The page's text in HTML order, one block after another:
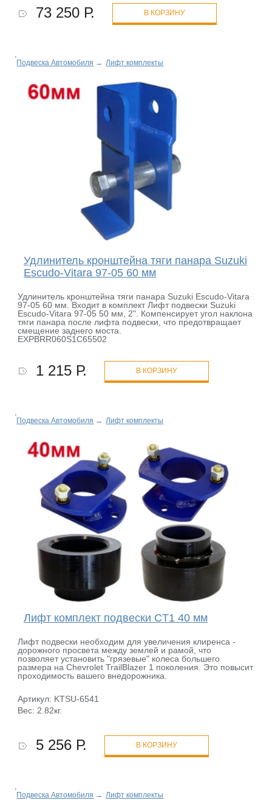
73 250 Р. В КОРЗИНУ
Подвеска Автомобиля → Лифт комплекты
Удлинитель кронштейна тяги панара Suzuki
Escudo-Vitara 97-05 60 мм
Удлинитель кронштейна тяги панара Suzuki Escudo-Vitara
97-05 60 мм. Входит в комплект Лифт подвески Suzuki
Escudo-Vitara 97-05 50 мм, 2". Компенсирует угол наклона
тяги панара после лифта подвески, что предотвращает
смещение заднего моста.
EXPBRR060S1C65502
1 215 Р. В КОРЗИНУ
Подвеска Автомобиля → Лифт комплекты
Лифт комплект подвески CT1 40 мм
Лифт подвески необходим для увеличения клиренса -
дорожного просвета между землей и рамой, что
позволяет установить "грязевые" колеса большего
размера на Chevrolet TrailBlazer 1 поколения. Это повысит
проходимость вашего внедорожника.
Артикул: KTSU-6541
Вес: 2.82кг.
5 256 Р. В КОРЗИНУ
Подвеска Автомобиля → Лифт комплекты